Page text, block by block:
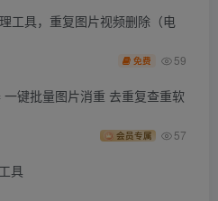
工具，重复图片视频删除（电
免费 59
一键批量图片消重 去重复查重软
会员专属 57
具